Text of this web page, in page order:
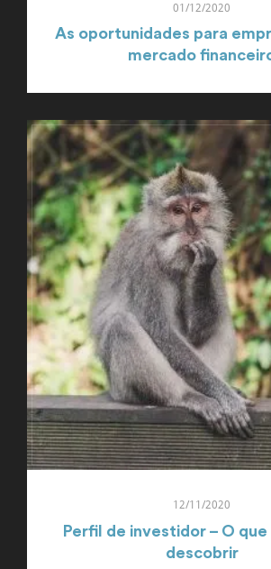
01/12/2020
As oportunidades para
mercado
12/11/2020
Perfil de investidor – O
descobrir